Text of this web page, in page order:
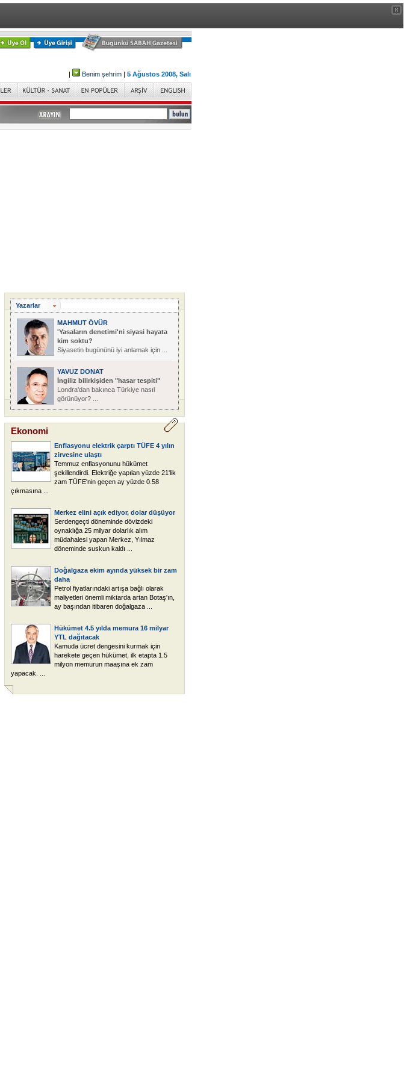
| Benim şehrim | 5 Ağustos 2008, Salı
Yazarlar
MAHMUT ÖVÜR
'Yasaların denetimi'ni siyasi hayata
kim soktu?
Siyasetin bugününü iyi anlamak için ...
YAVUZ DONAT
İngiliz bilirkişiden "hasar tespiti"
Londra'dan bakınca Türkiye nasıl
görünüyor? ...
Ekonomi
Enflasyonu elektrik çarptı TÜFE 4 yılın
zirvesine ulaştı
Temmuz enflasyonunu hükümet
şekillendirdi. Elektriğe yapılan yüzde 21'lik
zam TÜFE'nin geçen ay yüzde 0.58
çıkmasına ...
Merkez elini açık ediyor, dolar düşüyor
Serdengeçti döneminde dövizdeki
oynaklığa 25 milyar dolarlık alım
müdahalesi yapan Merkez, Yılmaz
döneminde suskun kaldı ...
Doğalgaza ekim ayında yüksek bir zam
daha
Petrol fiyatlarındaki artışa bağlı olarak
maliyetleri önemli miktarda artan Botaş'ın,
ay başından itibaren doğalgaza ...
Hükümet 4.5 yılda memura 16 milyar
YTL dağıtacak
Kamuda ücret dengesini kurmak için
harekete geçen hükümet, ilk etapta 1.5
milyon memurun maaşına ek zam
yapacak. ...